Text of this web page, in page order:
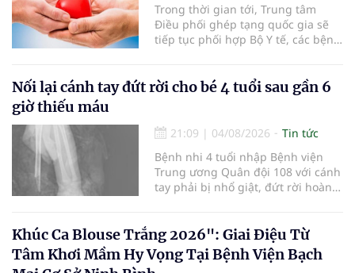
Trong thời gian tới, Trung tâm
Điều phối ghép tạng quốc gia sẽ
tiếp tục phối hợp Bộ Y tế, các bệnh
cường truyền thông, hoàn thiện
quy trình chuyên môn và hệ thống
hiến và ghép mô tạng.
Nối lại cánh tay đứt rời cho bé 4 tuổi sau gần 6
giờ thiếu máu
21:09 | 04/08/2026
Tin tức
Bệnh nhi 4 tuổi nhập Bệnh viện
Trung ương Quân đội 108 với cánh
tay phải bị nhổ giật, đứt rời hoàn
thương nặng và thời gian thiếu
máu kéo dài, các bác sĩ đã tái lập
tuần hoàn thành công sau ca vi
Khúc Ca Blouse Trắng 2026": Giai Điệu Từ
Tâm Khơi Mầm Hy Vọng Tại Bệnh Viện Bạch